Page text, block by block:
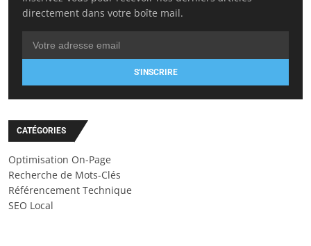
directement dans votre boîte mail.
S'INSCRIRE
CATÉGORIES
Optimisation On-Page
Recherche de Mots-Clés
Référencement Technique
SEO Local